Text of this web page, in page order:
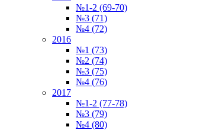
№1-2 (69-70)
№3 (71)
№4 (72)
2016
№1 (73)
№2 (74)
№3 (75)
№4 (76)
2017
№1-2 (77-78)
№3 (79)
№4 (80)